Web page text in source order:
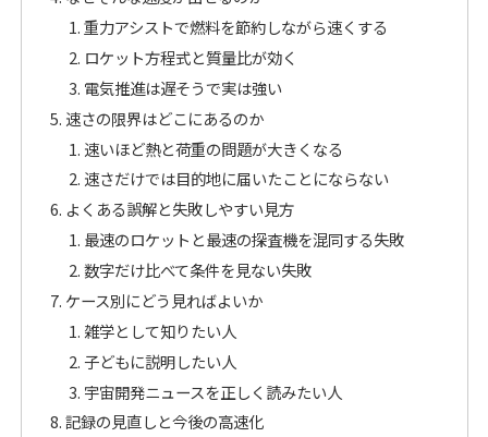
重力アシストで燃料を節約しながら速くする
ロケット方程式と質量比が効く
電気推進は遅そうで実は強い
速さの限界はどこにあるのか
速いほど熱と荷重の問題が大きくなる
速さだけでは目的地に届いたことにならない
よくある誤解と失敗しやすい見方
最速のロケットと最速の探査機を混同する失敗
数字だけ比べて条件を見ない失敗
ケース別にどう見ればよいか
雑学として知りたい人
子どもに説明したい人
宇宙開発ニュースを正しく読みたい人
記録の見直しと今後の高速化